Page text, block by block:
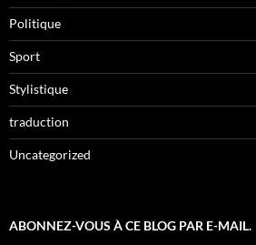
Politique
Sport
Stylistique
traduction
Uncategorized
ABONNEZ-VOUS À CE BLOG PAR E-MAIL.